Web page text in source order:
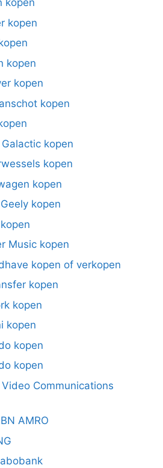
kopen
kopen
kopen
kopen
kopen
kopen
kopen
kopen
kopen
Music kopen
kopen of verkopen
kopen
kopen
kopen
kopen
kopen
Communications
AMRO